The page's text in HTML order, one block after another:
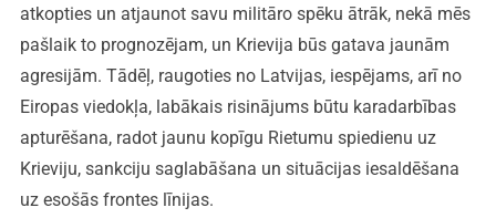
atkopties un atjaunot savu militāro spēku ātrāk, nekā mēs
pašlaik to prognozējam, un Krievija būs gatava jaunām
agresijām. Tādēļ, raugoties no Latvijas, iespējams, arī no
Eiropas viedokļa, labākais risinājums būtu karadarbības
apturēšana, radot jaunu kopīgu Rietumu spiedienu uz
Krieviju, sankciju saglabāšana un situācijas iesaldēšana
uz esošās frontes līnijas.